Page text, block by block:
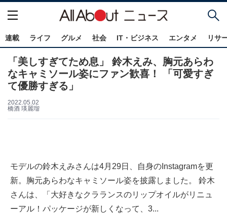
連載 ライフ グルメ 社会 IT・ビジネス エンタメ リサ
「美しすぎてため息」 鈴木えみ、胸元あらわ
なキャミソール姿にファン歓喜！ 「可愛すぎ
て優勝すぎる」
2022.05.02
橋酒 瑛麗瑠
モデルの鈴木えみさんは4月29日、自身のInstagramを更
新。胸元あらわなキャミソール姿を披露しました。 鈴木
さんは、「大好きなクラランスのリップオイルがリニュ
ーアル！パッケージが新しくなって、3...